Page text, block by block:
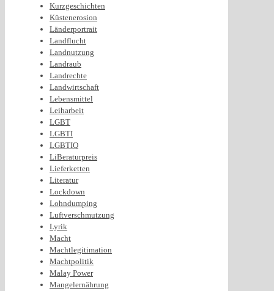
Kurzgeschichten
Küstenerosion
Länderportrait
Landflucht
Landnutzung
Landraub
Landrechte
Landwirtschaft
Lebensmittel
Leiharbeit
LGBT
LGBTI
LGBTIQ
LiBeraturpreis
Lieferketten
Literatur
Lockdown
Lohndumping
Luftverschmutzung
Lyrik
Macht
Machtlegitimation
Machtpolitik
Malay Power
Mangelernährung